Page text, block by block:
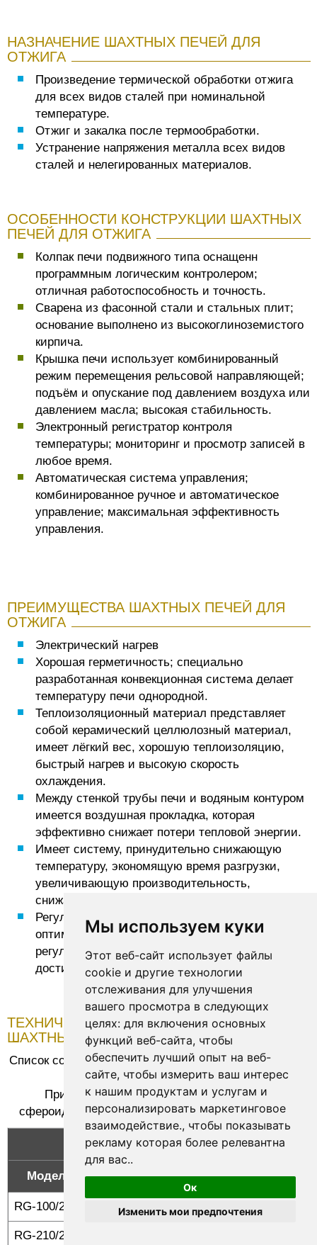
Мы используем куки
Этот веб-сайт использует файлы
cookie и другие технологии
отслеживания для улучшения
вашего просмотра в следующих
целях: для включения основных
функций веб-сайта, чтобы
обеспечить лучший опыт на веб-
сайте, чтобы измерить ваш интерес
к нашим продуктам и услугам и
персонализировать маркетинговое
взаимодействие., чтобы показывать
рекламу которая более релевантна
для вас..
Ок
Изменить мои предпочтения
НАЗНАЧЕНИЕ ШАХТНЫХ ПЕЧЕЙ ДЛЯ
ОТЖИГА
Произведение термической обработки отжига
для всех видов сталей при номинальной
температуре.
Отжиг и закалка после термообработки.
Устранение напряжения металла всех видов
сталей и нелегированных материалов.
ОСОБЕННОСТИ КОНСТРУКЦИИ ШАХТНЫХ
ПЕЧЕЙ ДЛЯ ОТЖИГА
Колпак печи подвижного типа оснащенн
программным логическим контролером;
отличная работоспособность и точность.
Сварена из фасонной стали и стальных плит;
основание выполнено из высокоглиноземистого
кирпича.
Крышка печи использует комбинированный
режим перемещения рельсовой направляющей;
подъём и опускание под давлением воздуха или
давлением масла; высокая стабильность.
Электронный регистратор контроля
температуры; мониторинг и просмотр записей в
любое время.
Автоматическая система управления;
комбинированное ручное и автоматическое
управление; максимальная эффективность
управления.
ПРЕИМУЩЕСТВА ШАХТНЫХ ПЕЧЕЙ ДЛЯ
ОТЖИГА
Электрический нагрев
Хорошая герметичность; специально
разработанная конвекционная система делает
температуру печи однородной.
Теплоизоляционный материал представляет
собой керамический целлюлозный материал,
имеет лёгкий вес, хорошую теплоизоляцию,
быстрый нагрев и высокую скорость
охлаждения.
Между стенкой трубы печи и водяным контуром
имеется воздушная прокладка, которая
эффективно снижает потери тепловой энергии.
Имеет систему, принудительно снижающую
температуру, экономящую время разгрузки,
увеличивающую производительность,
снижающую себестоимость продукции.
Регулирование температуры использует
оптимизированную систему ПИД-
регулирования, c высокой точностью быстро
достигая устойчивого состояния;
ТЕХНИЧЕСКИЕ ХАРАКТЕРИСТИКИ
ШАХТНЫХ ПЕЧЕЙ ДЛЯ ОТЖИГА
Список соответствующих размеров печей для отжига
(с электрическим нагревом)
Применимый диапазон -> размягчение и
сфероидизация отжига металлической проволоки
Модель Используемый диаметр Ширина
RG-100/200E
RG-210/200E